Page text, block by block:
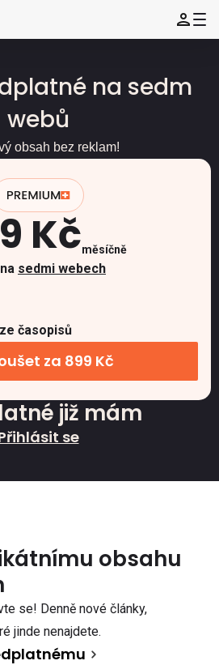
na sedm
webů
obsah bez reklam!
Kčměsíčně
sedmi webech
časopisů
za 899 Kč
již mám
se
obsahu
se! Denně nové články,
jinde nenajdete.